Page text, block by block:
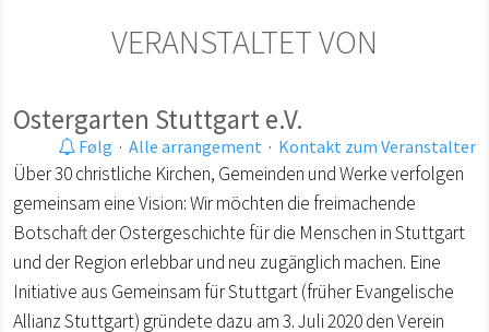
VERANSTALTET VON
Ostergarten Stuttgart e.V.
Følg · Alle arrangement · Kontakt zum Veranstalter
Über 30 christliche Kirchen, Gemeinden und Werke verfolgen
gemeinsam eine Vision: Wir möchten die freimachende
Botschaft der Ostergeschichte für die Menschen in Stuttgart
und der Region erlebbar und neu zugänglich machen. Eine
Initiative aus Gemeinsam für Stuttgart (früher Evangelische
Allianz Stuttgart) gründete dazu am 3. Juli 2020 den Verein